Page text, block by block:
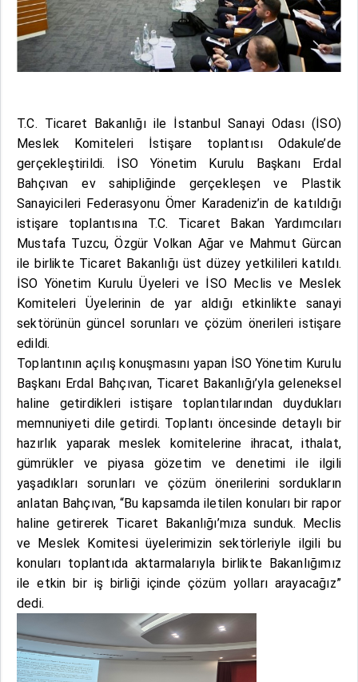
T.C. Ticaret Bakanlığı ile İstanbul Sanayi Odası (İSO)
Meslek Komiteleri İstişare toplantısı Odakule’de
gerçekleştirildi. İSO Yönetim Kurulu Başkanı Erdal
Bahçıvan ev sahipliğinde gerçekleşen ve Plastik
Sanayicileri Federasyonu Ömer Karadeniz’in de katıldığı
istişare toplantısına T.C. Ticaret Bakan Yardımcıları
Mustafa Tuzcu, Özgür Volkan Ağar ve Mahmut Gürcan
ile birlikte Ticaret Bakanlığı üst düzey yetkilileri katıldı.
İSO Yönetim Kurulu Üyeleri ve İSO Meclis ve Meslek
Komiteleri Üyelerinin de yar aldığı etkinlikte sanayi
sektörünün güncel sorunları ve çözüm önerileri istişare
edildi.
Toplantının açılış konuşmasını yapan İSO Yönetim Kurulu
Başkanı Erdal Bahçıvan, Ticaret Bakanlığı’yla geleneksel
haline getirdikleri istişare toplantılarından duydukları
memnuniyeti dile getirdi. Toplantı öncesinde detaylı bir
hazırlık yaparak meslek komitelerine ihracat, ithalat,
gümrükler ve piyasa gözetim ve denetimi ile ilgili
yaşadıkları sorunları ve çözüm önerilerini sordukların
anlatan Bahçıvan, “Bu kapsamda iletilen konuları bir rapor
haline getirerek Ticaret Bakanlığı’mıza sunduk. Meclis
ve Meslek Komitesi üyelerimizin sektörleriyle ilgili bu
konuları toplantıda aktarmalarıyla birlikte Bakanlığımız
ile etkin bir iş birliği içinde çözüm yolları arayacağız”
dedi.